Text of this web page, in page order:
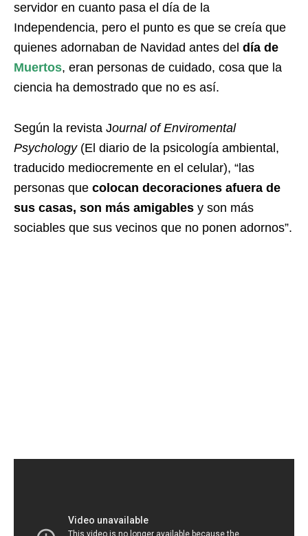
servidor en cuanto pasa el día de la
Independencia, pero el punto es que se creía que
quienes adornaban de Navidad antes del día de
Muertos, eran personas de cuidado, cosa que la
ciencia ha demostrado que no es así.
Según la revista Journal of Enviromental
Psychology(El diario de la psicología ambiental,
traducido mediocremente en el celular), “las
personas que colocan decoraciones afuera de
sus casas, son más amigables y son más
sociables que sus vecinos que no ponen adornos”.